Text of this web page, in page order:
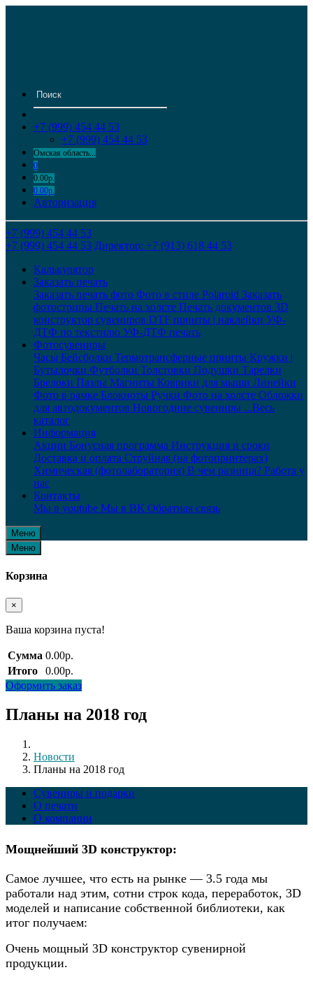
+7 (999) 454 44 53
+7 (999) 454 44 53
Омская область...
0
0.00р.
0.00р.
Авторизация
+7 (999) 454 44 53
+7 (999) 454 44 53 Директор: +7 (913) 618 44 53
Калькулятор
Заказать печать
Заказать печать фото Фото в стиле Polaroid Заказать
фотострипы Печать на холсте Печать документов 3D
конструктор сувениров DTF принты | наклейки УФ-
ДТФ по текстилю УФ-ДТФ печать
Фотосувениры
Часы Бейсболки Термотрансферные принты Кружки |
Бутылочки Футболки Толстовки Подушки Тарелки
Брелоки Пазлы Магниты Коврики для мыши Линейки
Фото в рамке Блокноты Ручки Фото на холсте Обложки
для автодокументов Новогодние сувениры ...Весь
каталог
Информация
Акции Бонусная программа Инструкция и сроки
Доставка и оплата Струйная (на фотопринтерах)
Химическая (фотолаборатория) В чем разница? Работа у
нас
Контакты
Мы в youtube Мы в ВК Обратная связь
Меню
Меню
Корзина
×
Ваша корзина пуста!
Сумма 0.00р.
Итого
0.00р.
Оформить заказ
Планы на 2018 год
Новости
Планы на 2018 год
Сувениры и подарки
О печати
О компании
Мощнейший 3D конструктор:
Самое лучшее, что есть на рынке — 3.5 года мы
работали над этим, сотни строк кода, переработок, 3D
моделей и написание собственной библиотеки, как
итог получаем:
Очень мощный 3D конструктор сувенирной
продукции.